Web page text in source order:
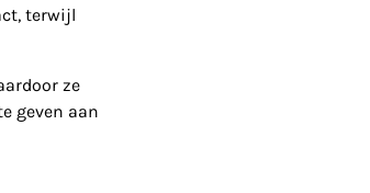
terwijl
ze
geven aan